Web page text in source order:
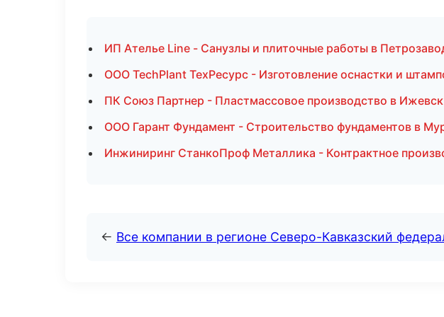
ИП Ателье Line - Санузлы и плиточные работы в
ООО TechPlant ТехРесурс - Изготовление оснастки и
ПК Союз Партнер - Пластмассовое производство в Ижевск
ООО Гарант Фундамент - Строительство фундаментов в
Инжиниринг СтанкоПроф Металлика - Контрактное
← Все компании в регионе Северо-Кавказский